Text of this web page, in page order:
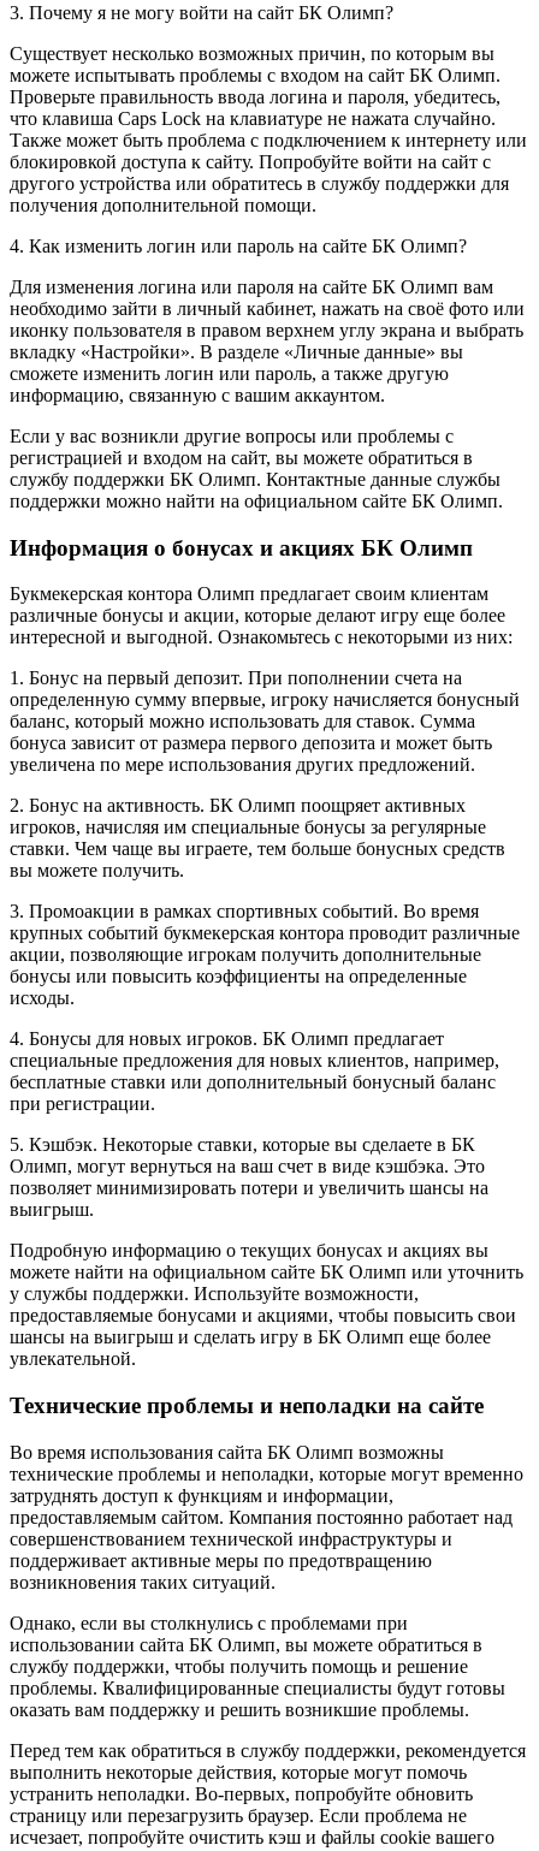
3. Почему я не могу войти на сайт БК Олимп?
Существует несколько возможных причин, по которым вы
можете испытывать проблемы с входом на сайт БК Олимп.
Проверьте правильность ввода логина и пароля, убедитесь,
что клавиша Caps Lock на клавиатуре не нажата случайно.
Также может быть проблема с подключением к интернету или
блокировкой доступа к сайту. Попробуйте войти на сайт с
другого устройства или обратитесь в службу поддержки для
получения дополнительной помощи.
4. Как изменить логин или пароль на сайте БК Олимп?
Для изменения логина или пароля на сайте БК Олимп вам
необходимо зайти в личный кабинет, нажать на своё фото или
иконку пользователя в правом верхнем углу экрана и выбрать
вкладку «Настройки». В разделе «Личные данные» вы
сможете изменить логин или пароль, а также другую
информацию, связанную с вашим аккаунтом.
Если у вас возникли другие вопросы или проблемы с
регистрацией и входом на сайт, вы можете обратиться в
службу поддержки БК Олимп. Контактные данные службы
поддержки можно найти на официальном сайте БК Олимп.
Информация о бонусах и акциях БК Олимп
Букмекерская контора Олимп предлагает своим клиентам
различные бонусы и акции, которые делают игру еще более
интересной и выгодной. Ознакомьтесь с некоторыми из них:
1. Бонус на первый депозит. При пополнении счета на
определенную сумму впервые, игроку начисляется бонусный
баланс, который можно использовать для ставок. Сумма
бонуса зависит от размера первого депозита и может быть
увеличена по мере использования других предложений.
2. Бонус на активность. БК Олимп поощряет активных
игроков, начисляя им специальные бонусы за регулярные
ставки. Чем чаще вы играете, тем больше бонусных средств
вы можете получить.
3. Промоакции в рамках спортивных событий. Во время
крупных событий букмекерская контора проводит различные
акции, позволяющие игрокам получить дополнительные
бонусы или повысить коэффициенты на определенные
исходы.
4. Бонусы для новых игроков. БК Олимп предлагает
специальные предложения для новых клиентов, например,
бесплатные ставки или дополнительный бонусный баланс
при регистрации.
5. Кэшбэк. Некоторые ставки, которые вы сделаете в БК
Олимп, могут вернуться на ваш счет в виде кэшбэка. Это
позволяет минимизировать потери и увеличить шансы на
выигрыш.
Подробную информацию о текущих бонусах и акциях вы
можете найти на официальном сайте БК Олимп или уточнить
у службы поддержки. Используйте возможности,
предоставляемые бонусами и акциями, чтобы повысить свои
шансы на выигрыш и сделать игру в БК Олимп еще более
увлекательной.
Технические проблемы и неполадки на сайте
Во время использования сайта БК Олимп возможны
технические проблемы и неполадки, которые могут временно
затруднять доступ к функциям и информации,
предоставляемым сайтом. Компания постоянно работает над
совершенствованием технической инфраструктуры и
поддерживает активные меры по предотвращению
возникновения таких ситуаций.
Однако, если вы столкнулись с проблемами при
использовании сайта БК Олимп, вы можете обратиться в
службу поддержки, чтобы получить помощь и решение
проблемы. Квалифицированные специалисты будут готовы
оказать вам поддержку и решить возникшие проблемы.
Перед тем как обратиться в службу поддержки, рекомендуется
выполнить некоторые действия, которые могут помочь
устранить неполадки. Во-первых, попробуйте обновить
страницу или перезагрузить браузер. Если проблема не
исчезает, попробуйте очистить кэш и файлы cookie вашего